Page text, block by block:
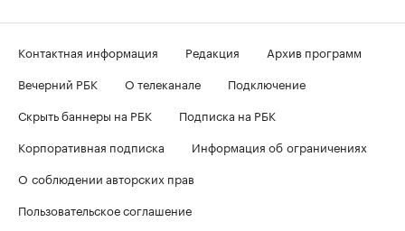
Контактная информация Редакция
Архив программ
Вечерний РБК
О телеканале
Подключение
Скрыть баннеры на РБК
Подписка на РБК
Корпоративная подписка
Информация об ограничениях
О соблюдении авторских прав
Пользовательское соглашение